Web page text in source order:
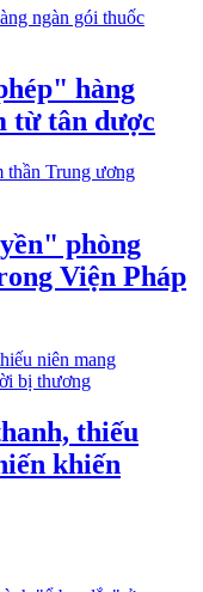
hàng
từ tân dược
phòng
Viện Pháp
thiếu
khiến